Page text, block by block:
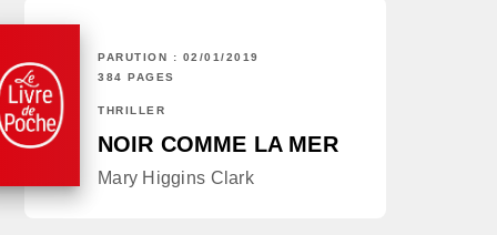
PARUTION : 02/01/2019
384 PAGES
THRILLER
NOIR COMME LA MER
Mary Higgins Clark